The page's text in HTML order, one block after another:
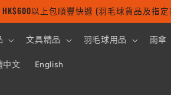
/ HK$600以上包順豐快遞 (羽毛球貨品及指
文具精品 羽毛球用品 雨傘
中文 English